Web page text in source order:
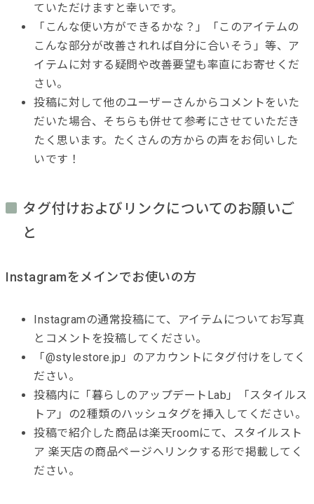
ていただけますと幸いです。
「こんな使い方ができるかな？」「このアイテムの
こんな部分が改善されれば自分に合いそう」等、ア
イテムに対する疑問や改善要望も率直にお寄せくだ
さい。
投稿に対して他のユーザーさんからコメントをいた
だいた場合、そちらも併せて参考にさせていただき
たく思います。たくさんの方からの声をお伺いした
いです！
タグ付けおよびリンクについてのお願いご
と
Instagramをメインでお使いの方
Instagramの通常投稿にて、アイテムについてお写真
とコメントを投稿してください。
「@stylestore.jp」のアカウントにタグ付けをしてく
ださい。
投稿内に「暮らしのアップデートLab」「スタイルス
トア」の2種類のハッシュタグを挿入してください。
投稿で紹介した商品は楽天roomにて、スタイルスト
ア 楽天店の商品ページへリンクする形で掲載してく
ださい。